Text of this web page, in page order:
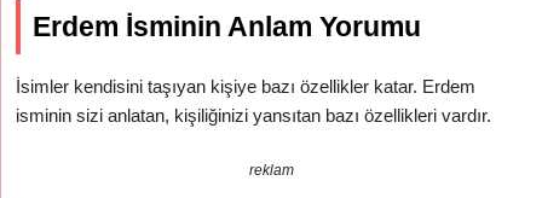
Erdem İsminin Anlam Yorumu
İsimler kendisini taşıyan kişiye bazı özellikler katar. Erdem
isminin sizi anlatan, kişiliğinizi yansıtan bazı özellikleri vardır.
reklam